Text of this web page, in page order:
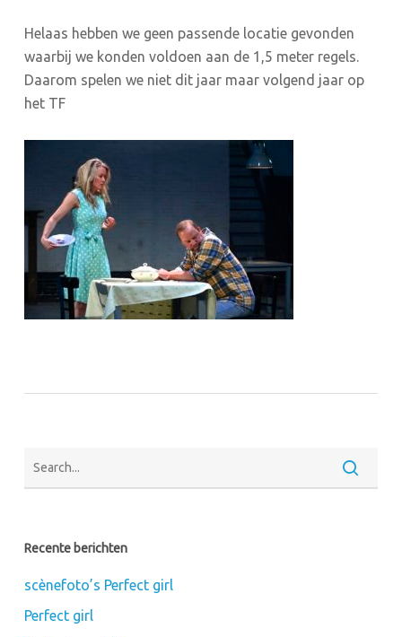
Helaas hebben we geen passende locatie gevonden
waarbij we konden voldoen aan de 1,5 meter regels.
Daarom spelen we niet dit jaar maar volgend jaar op
het TF
Recente berichten
scènefoto’s Perfect girl
Perfect girl